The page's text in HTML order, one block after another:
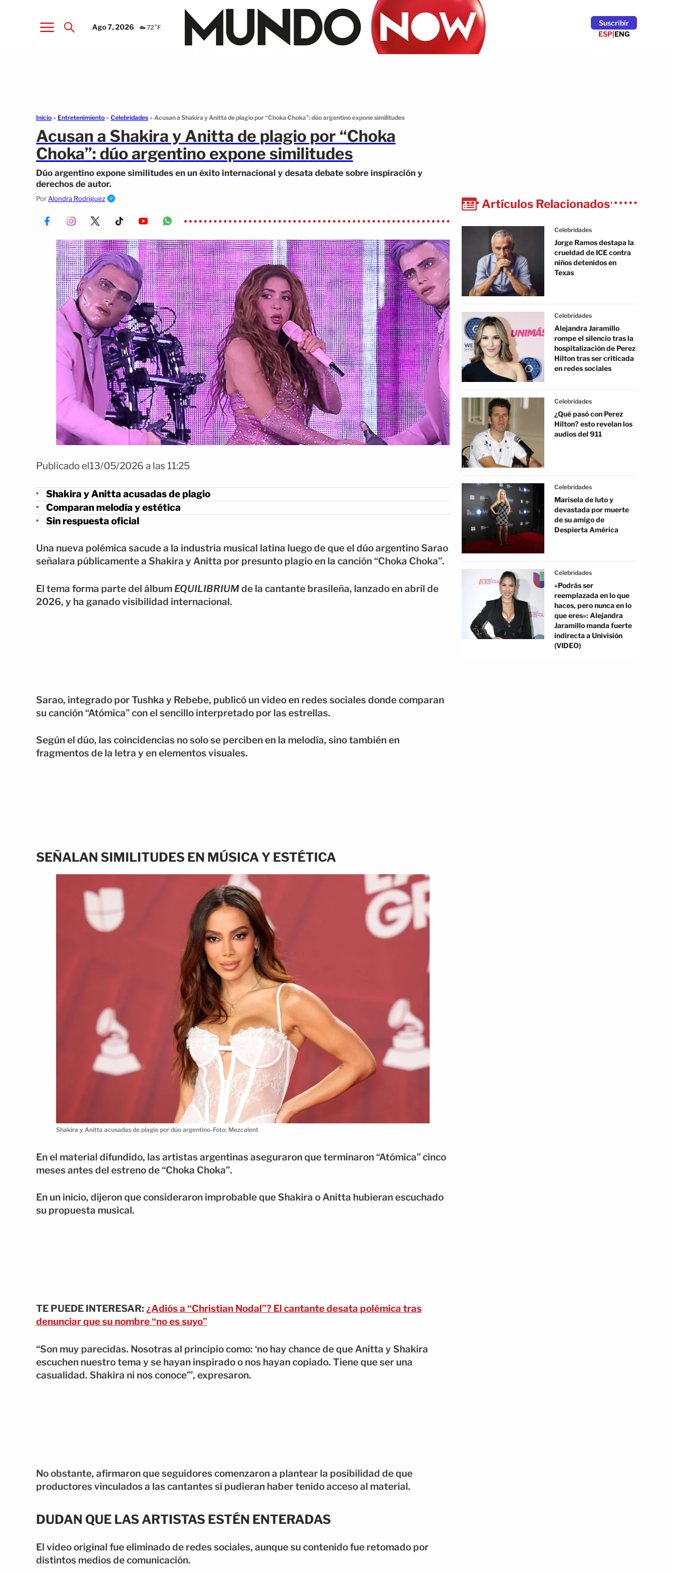
Ago 7, 2026 ☁️ 72°F
Suscribír
ESP|ENG
Inicio » Entretenimiento » Celebridades » Acusan a Shakira y Anitta de plagio por “Choka Choka”: dúo argentino expone similitudes
Acusan a Shakira y Anitta de plagio por “Choka
Choka”: dúo argentino expone similitudes
Dúo argentino expone similitudes en un éxito internacional y desata debate sobre inspiración y
derechos de autor.
Por Alondra Rodríguez
Publicado el13/05/2026 a las 11:25
Shakira y Anitta acusadas de plagio
Comparan melodía y estética
Sin respuesta oficial
Una nueva polémica sacude a la industria musical latina luego de que el dúo argentino Sarao
señalara públicamente a Shakira y Anitta por presunto plagio en la canción “Choka Choka”.
El tema forma parte del álbum EQUILIBRIUMde la cantante brasileña, lanzado en abril de
2026, y ha ganado visibilidad internacional.
Sarao, integrado por Tushka y Rebebe, publicó un video en redes sociales donde comparan
su canción “Atómica” con el sencillo interpretado por las estrellas.
Según el dúo, las coincidencias no solo se perciben en la melodía, sino también en
fragmentos de la letra y en elementos visuales.
SEÑALAN SIMILITUDES EN MÚSICA Y ESTÉTICA
Shakira y Anitta acusadas de plagio por dúo argentino-Foto: Mezcalent
En el material difundido, las artistas argentinas aseguraron que terminaron “Atómica” cinco
meses antes del estreno de “Choka Choka”.
En un inicio, dijeron que consideraron improbable que Shakira o Anitta hubieran escuchado
su propuesta musical.
TE PUEDE INTERESAR: ¿Adiós a “Christian Nodal”? El cantante desata polémica tras
denunciar que su nombre “no es suyo”
“Son muy parecidas. Nosotras al principio como: ‘no hay chance de que Anitta y Shakira
escuchen nuestro tema y se hayan inspirado o nos hayan copiado. Tiene que ser una
casualidad. Shakira ni nos conoce’”, expresaron.
No obstante, afirmaron que seguidores comenzaron a plantear la posibilidad de que
productores vinculados a las cantantes sí pudieran haber tenido acceso al material.
DUDAN QUE LAS ARTISTAS ESTÉN ENTERADAS
El video original fue eliminado de redes sociales, aunque su contenido fue retomado por
distintos medios de comunicación.
Artículos Relacionados
Celebridades
Jorge Ramos destapa la
crueldad de ICE contra
niños detenidos en
Texas
Celebridades
Alejandra Jaramillo
rompe el silencio tras la
hospitalización de Perez
Hilton tras ser criticada
en redes sociales
Celebridades
¿Qué pasó con Perez
Hilton? esto revelan los
audios del 911
Celebridades
Marisela de luto y
devastada por muerte
de su amigo de
Despierta América
Celebridades
«Podrás ser
reemplazada en lo que
haces, pero nunca en lo
que eres»: Alejandra
Jaramillo manda fuerte
indirecta a Univisión
(VIDEO)